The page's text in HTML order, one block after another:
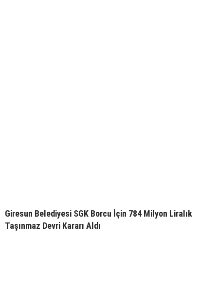
Giresun Belediyesi SGK Borcu İçin 784 Milyon Liralık
Taşınmaz Devri Kararı Aldı